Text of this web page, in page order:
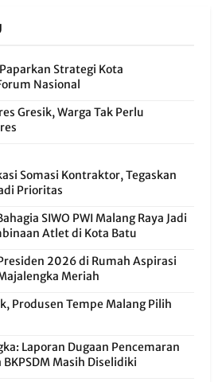
Strategi Kota
Nasional
Gresik, Warga Tak Perlu
Somasi Kontraktor, Tegaskan
Prioritas
SIWO PWI Malang Raya Jadi
Atlet di Kota Batu
2026 di Rumah Aspirasi
Meriah
Produsen Tempe Malang Pilih
Laporan Dugaan Pencemaran
Masih Diselidiki